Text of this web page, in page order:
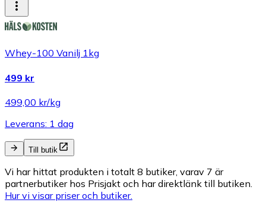
Whey-100 Vanilj 1kg
499 kr
499,00 kr/kg
Leverans: 1 dag
Till butik
Vi har hittat produkten i totalt 8 butiker, varav 7 är
partnerbutiker hos Prisjakt och har direktlänk till butiken.
Hur vi visar priser och butiker.